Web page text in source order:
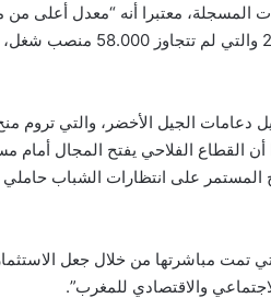
على الرغم من التحديات المسجلة، معتبرا أنه “معدل
صافي المناصب المحدثة في هذه الأنشطة خلال الفترة 2010-2015
الجيل الأخضر، والتي تروم منح
أن القطاع الفلاحي يفتح المجال أمام
المستمر على انتظارات الشباب حاملي
تمت مباشرتها من خلال جعل
والاقتصادي للمغرب”.